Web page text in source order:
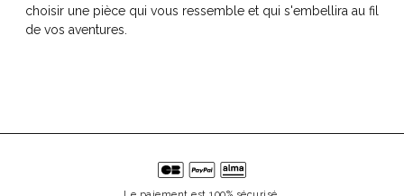
choisir une pièce qui vous ressemble et qui s'embellira au fil
de vos aventures.